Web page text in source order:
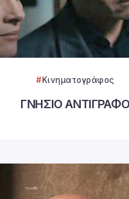
Κινηματογράφος
ΓΝΗΣΙΟ ΑΝΤΙΓΡΑΦΟ